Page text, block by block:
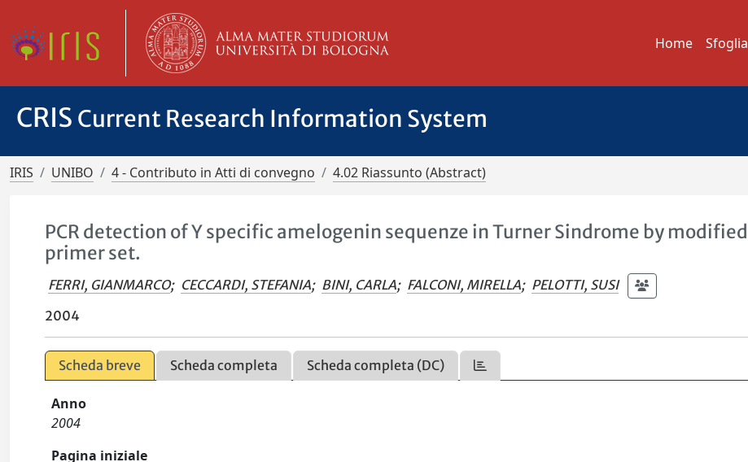
Home Sfoglia
CRIS Current Research Information System
IRIS UNIBO 4 - Contributo in Atti di convegno 4.02 Riassunto (Abstract)
PCR detection of Y specific amelogenin sequenze in Turner Sindrome by modified
primer set.
FERRI, GIANMARCO; CECCARDI, STEFANIA; BINI, CARLA; FALCONI, MIRELLA; PELOTTI, SUSI
2004
Scheda breve Scheda completa Scheda completa (DC)
Anno
2004
Pagina iniziale